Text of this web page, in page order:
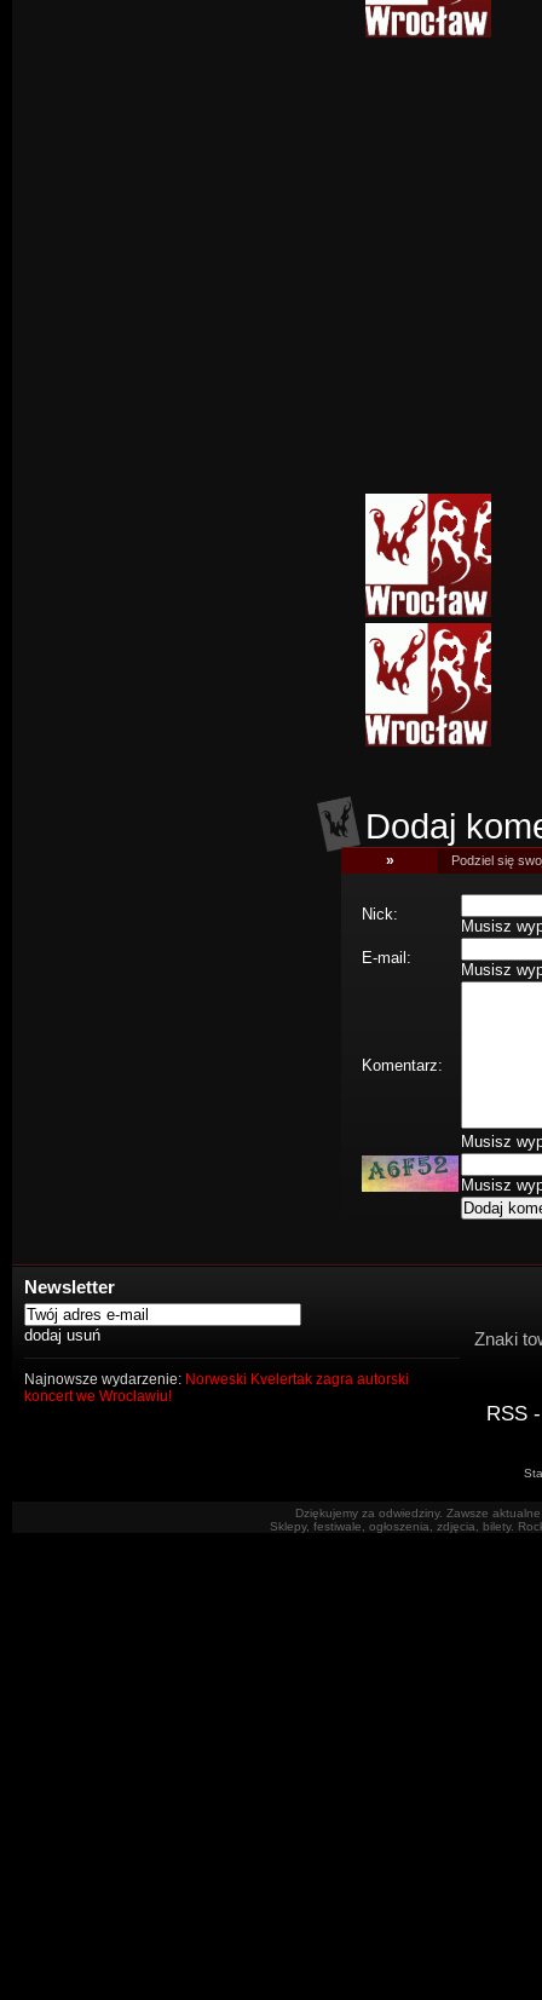
Dodaj
» Podziel się
Nick:
Musisz
E-mail:
Musisz
Komentarz:
Musisz
Musisz
Newsletter
Najnowsze wydarzenie: Norweski Kvelertak zagra autorski
koncert we Wrocławiu!
Znaki
RSS
Dziękujemy za odwiedziny. Zawsze
Sklepy, festiwale, ogłoszenia, zdjęcia, bilety.